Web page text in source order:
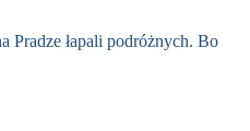
Pradze łapali podróżnych. Bo